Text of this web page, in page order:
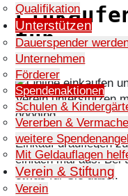
Qualifikation
Unterstützen
Dauerspender
Unternehmen
Förderer
Spendenaktionen
Schulen &
Vererben &
weitere
Mit Geldauflagen
Verein & Stiftung
Verein
tun
Einkauf drauflegen
einfach mal aus. Bei
etwas für Sie dabei.